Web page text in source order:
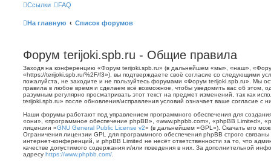
Ссылки FAQ
На главную Список форумов
Форум terijoki.spb.ru - Общие правила
Заходя на конференцию «Форум terijoki.spb.ru» (в дальнейшем «мы», «наш»,
«https://terijoki.spb.ru/%2F/f3»), вы подтверждаете своё согласие со следующими
пожалуйста, не заходите и не пользуйтесь форумами «Форум terijoki.spb.ru». Мы
правила в любое время и сделаем всё возможное, чтобы уведомить вас об этом,
разумным регулярно просматривать этот текст на предмет изменений, так как
terijoki.spb.ru» после обновления/исправления условий означает ваше согласие с
Наши форумы работают под управлением программного обеспечения для
«они», «программное обеспечение phpBB», «www.phpbb.com», «phpBB Limited»,
лицензии «GNU General Public License v2» (в дальнейшем «GPL»). Скачать его
Ограничения лицензии GPL для программного обеспечения phpBB строго
интернет-конференций, и phpBB Limited не несёт ответственности за то, что
качестве допустимого содержания и/или поведения в них. За дополнительной
адресу https://www.phpbb.com/